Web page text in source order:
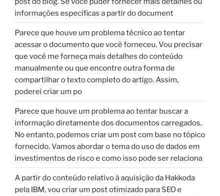
informações específicas a partir do document
Parece que houve um problema técnico ao tentar
acessar o documento que você forneceu. Vou precisar
que você me forneça mais detalhes do conteúdo
manualmente ou que encontre outra forma de
compartilhar o texto completo do artigo. Assim,
poderei criar um po
Parece que houve um problema ao tentar buscar a
informação diretamente dos documentos carregados.
No entanto, podemos criar um post com base no tópico
fornecido. Vamos abordar o tema do uso de dados em
investimentos de risco e como isso pode ser relaciona
A partir do conteúdo relativo à aquisição da Hakkoda
pela IBM, vou criar um post otimizado para SEO e